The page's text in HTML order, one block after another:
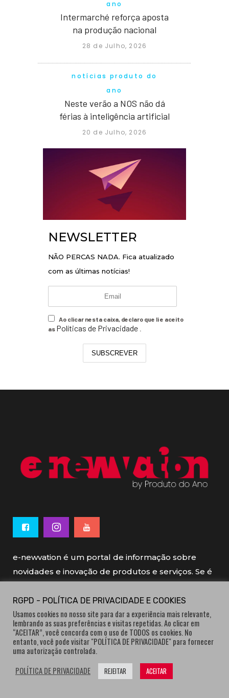
ano
Intermarché reforça aposta
na produção nacional
28 de Julho, 2026
notícias produto do
ano
Neste verão a NOS não dá
férias à inteligência artificial
20 de Julho, 2026
NEWSLETTER
NÃO PERCAS NADA. Fica atualizado
com as últimas notícias!
Ao clicar nesta caixa, declaro que li e aceito
as Políticas de Privacidade .
SUBSCREVER
e-newvation é um portal de informação sobre
novidades e inovação de produtos e serviços. Se é
e-newvation tem o patrocínio do “Produto do
Ano”, o prémio de inovação atribuído por
consumidores.
RGPD - POLÍTICA DE PRIVACIDADE E COOKIES
Usamos cookies no nosso site para dar a experiência mais relevante,
lembrando as suas preferências e visitas repetidas. Ao clicar em
“ACEITAR”, você concorda com o uso de TODOS os cookies. No
entanto, você pode visitar "POLÍTICA DE PRIVACIDADE" para fornecer
uma autorização controlada.
POLÍTICA DE PRIVACIDADE
REJEITAR ACEITAR